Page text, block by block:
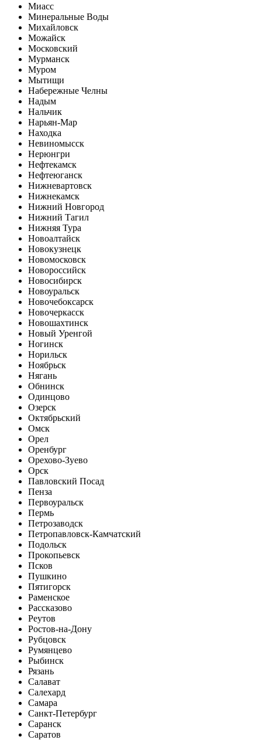
Миасс
Минеральные Воды
Михайловск
Можайск
Московский
Мурманск
Муром
Мытищи
Набережные Челны
Надым
Нальчик
Нарьян-Мар
Находка
Невиномысск
Нерюнгри
Нефтекамск
Нефтеюганск
Нижневартовск
Нижнекамск
Нижний Новгород
Нижний Тагил
Нижняя Тура
Новоалтайск
Новокузнецк
Новомосковск
Новороссийск
Новосибирск
Новоуральск
Новочебоксарск
Новочеркасск
Новошахтинск
Новый Уренгой
Ногинск
Норильск
Ноябрьск
Нягань
Обнинск
Одинцово
Озерск
Октябрьский
Омск
Орел
Оренбург
Орехово-Зуево
Орск
Павловский Посад
Пенза
Первоуральск
Пермь
Петрозаводск
Петропавловск-Камчатский
Подольск
Прокопьевск
Псков
Пушкино
Пятигорск
Раменское
Рассказово
Реутов
Ростов-на-Дону
Рубцовск
Румянцево
Рыбинск
Рязань
Салават
Салехард
Самара
Санкт-Петербург
Саранск
Саратов